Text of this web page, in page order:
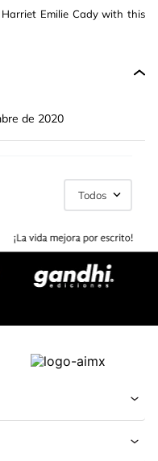
Emilie Cady with this
de 2020
Todos